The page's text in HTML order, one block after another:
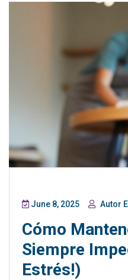
June 8, 2025 Autor
Cómo
Siempre
Estrés!)